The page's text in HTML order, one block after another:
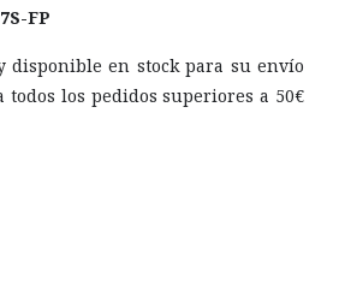
FP
disponible en stock para su envío
los pedidos superiores a 50€